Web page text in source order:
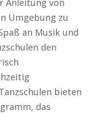
Anleitung von
Umgebung zu
an Musik und
den
bieten
das